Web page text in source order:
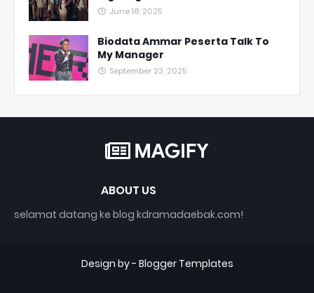
June 18, 2025
Biodata Ammar Peserta Talk To
My Manager
September 23, 2025
ABOUT US
selamat datang ke blog kdramadaebak.com!
Design by - Blogger Templates